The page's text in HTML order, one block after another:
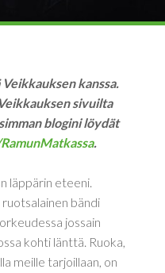
kanssa.
sivuilta
blogini löydät
.
läppärin eteeni.
bändi
jossain
kohti länttä. Ruoka,
meille tarjoillaan, on